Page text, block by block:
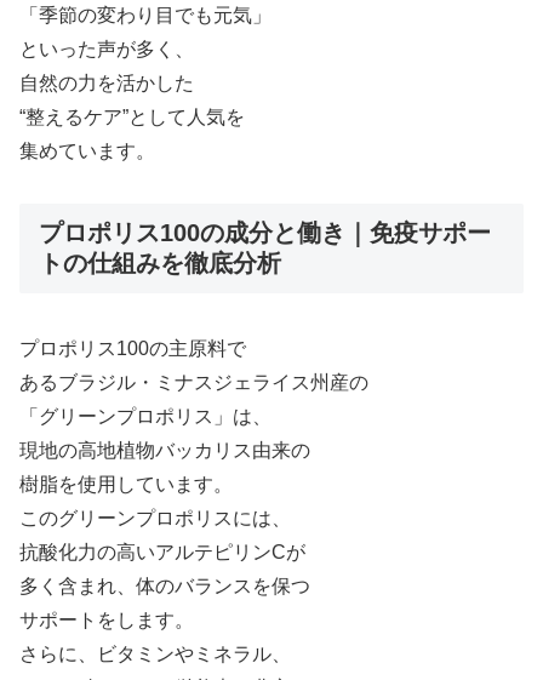
「季節の変わり目でも元気」
といった声が多く、
自然の力を活かした
“整えるケア”として人気を
集めています。
プロポリス100の成分と働き｜免疫サポー
トの仕組みを徹底分析
プロポリス100の主原料で
あるブラジル・ミナスジェライス州産の
「グリーンプロポリス」は、
現地の高地植物バッカリス由来の
樹脂を使用しています。
このグリーンプロポリスには、
抗酸化力の高いアルテピリンCが
多く含まれ、体のバランスを保つ
サポートをします。
さらに、ビタミンやミネラル、